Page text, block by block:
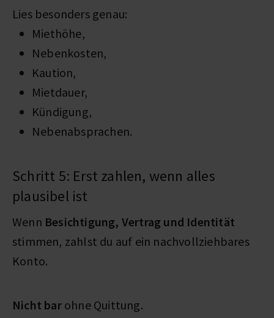
Lies besonders genau:
Miethöhe,
Nebenkosten,
Kaution,
Mietdauer,
Kündigung,
Nebenabsprachen.
Schritt 5: Erst zahlen, wenn alles
plausibel ist
Wenn Besichtigung, Vertrag und Identität
stimmen, zahlst du auf ein nachvollziehbares
Konto.
Nicht barohne Quittung.